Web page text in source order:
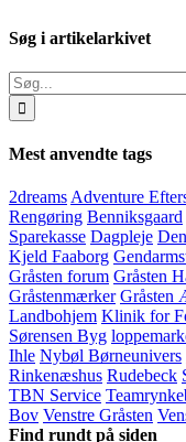
Søg i artikelarkivet
Søg
efter:
Mest anvendte tags
2dreamsAdventure
Rengøring Benniksgaard
Sparekasse Dagpleje
Kjeld Faaborg
Gråsten forum Gråsten
Gråstenmærker Gråsten
Landbohjem Klinik for
Sørensen Byg
Ihle Nybøl Børneunivers
Rinkenæshus Rudebeck
TBN Service
Bov Venstre Gråsten
Find rundt på siden